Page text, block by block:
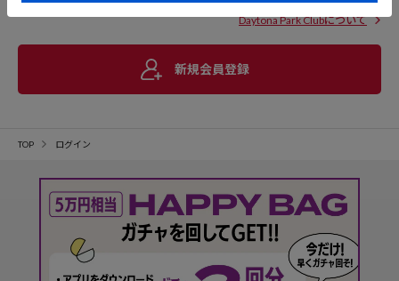
Daytona Park Clubについて
新規会員登録
TOP ログイン